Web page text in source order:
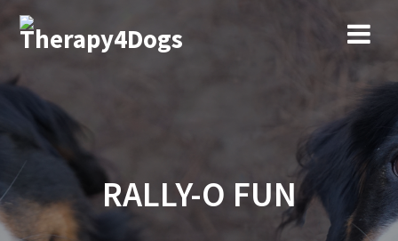
RALLY-O FUN